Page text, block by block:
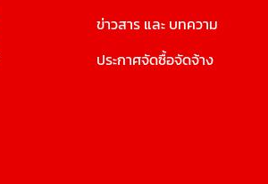
ข่าวสาร และ บทความ
ประกาศจัดซื้อจัดจ้าง